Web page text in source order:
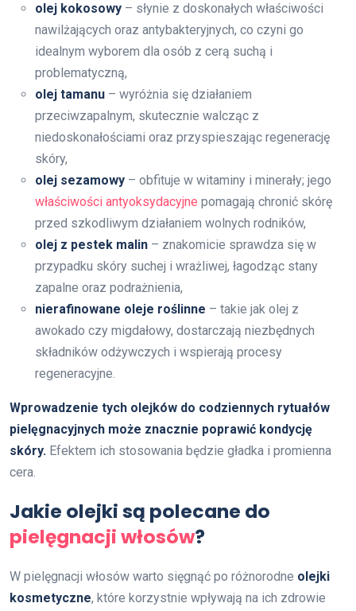
olej kokosowy – słynie z doskonałych właściwości
nawilżających oraz antybakteryjnych, co czyni go
idealnym wyborem dla osób z cerą suchą i
problematyczną,
olej tamanu – wyróżnia się działaniem
przeciwzapalnym, skutecznie walcząc z
niedoskonałościami oraz przyspieszając regenerację
skóry,
olej sezamowy – obfituje w witaminy i minerały; jego
właściwości antyoksydacyjne pomagają chronić skórę
przed szkodliwym działaniem wolnych rodników,
olej z pestek malin – znakomicie sprawdza się w
przypadku skóry suchej i wrażliwej, łagodząc stany
zapalne oraz podrażnienia,
nierafinowane oleje roślinne – takie jak olej z
awokado czy migdałowy, dostarczają niezbędnych
składników odżywczych i wspierają procesy
regeneracyjne.
Wprowadzenie tych olejków do codziennych rytuałów
pielęgnacyjnych może znacznie poprawić kondycję
skóry. Efektem ich stosowania będzie gładka i promienna
cera.
Jakie olejki są polecane do
pielęgnacji włosów?
W pielęgnacji włosów warto sięgnąć po różnorodne olejki
kosmetyczne, które korzystnie wpływają na ich zdrowie